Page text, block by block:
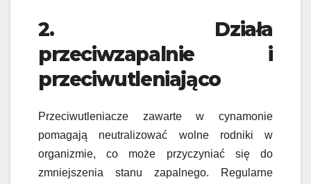
2. Działa
przeciwzapalnie i
przeciwutleniająco
Przeciwutleniacze zawarte w cynamonie
pomagają neutralizować wolne rodniki w
organizmie, co może przyczyniać się do
zmniejszenia stanu zapalnego. Regularne